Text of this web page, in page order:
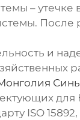
– утечке
После
и
для
ISO